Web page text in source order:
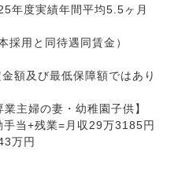
年度実績年間平均5.5ヶ月
採用と同待遇同賃金）
額及び最低保障額ではあり
主婦の妻・幼稚園子供】
当+残業=月収29万3185円
万円